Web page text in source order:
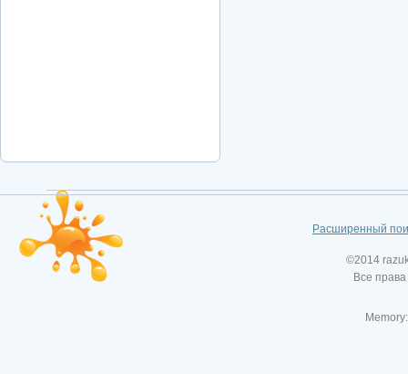
Расширенный
©2014
Все